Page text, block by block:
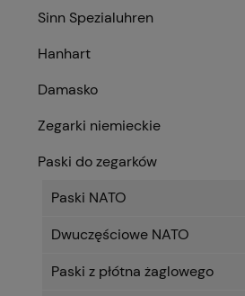
Sinn Spezialuhren
Hanhart
Damasko
Zegarki niemieckie
Paski do zegarków
Paski NATO
Dwuczęściowe NATO
Paski z płótna żaglowego